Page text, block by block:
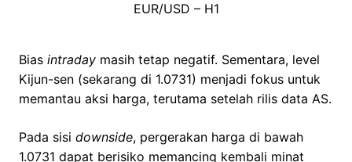
EUR/USD – H1
Bias intraday masih tetap negatif. Sementara, level
Kijun-sen (sekarang di 1.0731) menjadi fokus untuk
memantau aksi harga, terutama setelah rilis data AS.
Pada sisi downside, pergerakan harga di bawah
1.0731 dapat berisiko memancing kembali minat